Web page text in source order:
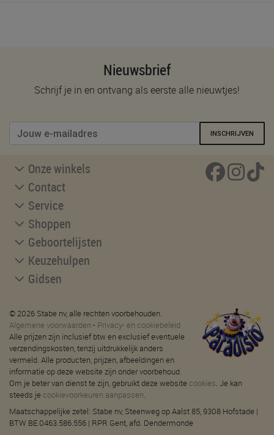
Nieuwsbrief
Schrijf je in en ontvang als eerste alle nieuwtjes!
INSCHRIJVEN
Onze winkels
Contact
Service
Shoppen
Geboortelijsten
Keuzehulpen
Gidsen
© 2026 Stabe nv, alle rechten voorbehouden.
Algemene voorwaarden - Privacy- en cookiebeleid
Alle prijzen zijn inclusief btw en exclusief eventuele
verzendingskosten, tenzij uitdrukkelijk anders
vermeld. Alle producten, prijzen, afbeeldingen en
informatie op deze website zijn onder voorbehoud.
Om je beter van dienst te zijn, gebruikt deze website cookies. Je kan
steeds je cookievoorkeuren aanpassen.
Maatschappelijke zetel: Stabe nv, Steenweg op Aalst 85, 9308 Hofstade |
BTW BE 0463.586.556 | RPR Gent, afd. Dendermonde